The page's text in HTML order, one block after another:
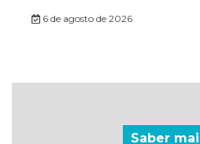
6 de agosto de 2026
Saber